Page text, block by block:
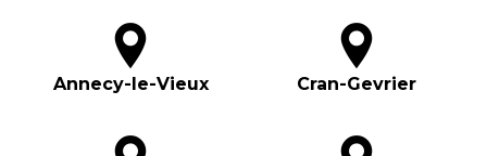
Annecy-le-Vieux Cran-Gevrier